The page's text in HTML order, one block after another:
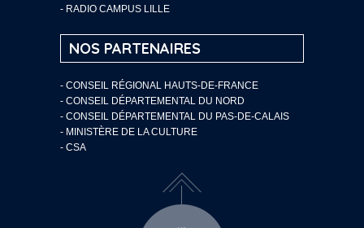
- RADIO CAMPUS LILLE
NOS PARTENAIRES
- CONSEIL RÉGIONAL HAUTS-DE-FRANCE
- CONSEIL DÉPARTEMENTAL DU NORD
- CONSEIL DÉPARTEMENTAL DU PAS-DE-CALAIS
- MINISTÈRE DE LA CULTURE
- CSA